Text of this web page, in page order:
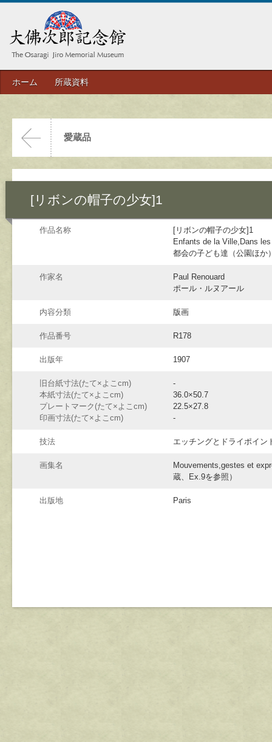
ホーム 所蔵資料
愛蔵品
[リボンの帽子の少女]1
作品名称
[リボンの帽子の少女]1
Enfants de la Ville,Dans
都会の子ども達（公園ほか
作家名
Paul Renouard
ポール・ルヌアール
内容分類 版画
作品番号 R178
出版年 1907
旧台紙寸法(たて×よこcm)
本紙寸法(たて×よこcm)
プレートマーク(たて×よこcm)
印画寸法(たて×よこcm)
-
36.0×50.7
22.5×27.8
-
技法 エッチングとドライポイン
画集名
Mouvements,gestes et
蔵、Ex.9を参照）
出版地 Paris